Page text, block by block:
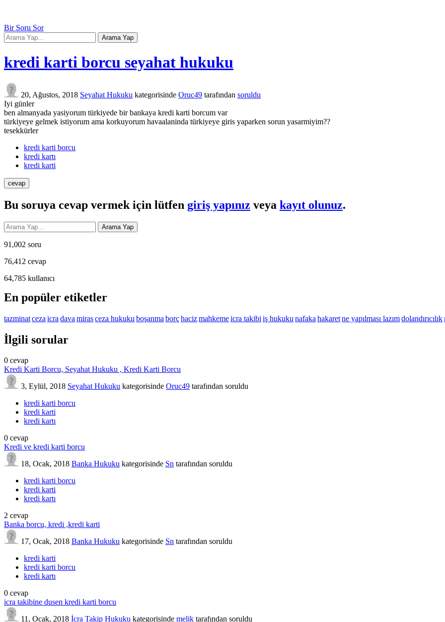
Bir Soru Sor
kredi karti borcu seyahat hukuku
20, Ağustos, 2018 Seyahat Hukuku kategorisinde Oruc49 tarafından soruldu
Iyi günler
ben almanyada yasiyorum türkiyede bir bankaya kredi karti borcum var
türkiyeye gelmek istiyorum ama korkuyorum havaalaninda türkiyeye giris yaparken sorun yasarmiyim??
tesekkürler
kredi karti borcu
kredi kartı
kredi karti
Bu soruya cevap vermek için lütfen giriş yapınız veya kayıt olunuz.
91,002 soru
76,412 cevap
64,785 kullanıcı
En popüler etiketler
tazminatceza icra dava mirasceza hukuku boşanma borçhacizmahkemeicra takibi iş hukuku nafaka hakaretne yapılması lazımdolandırıcılık
İlgili sorular
0 cevap
Kredi Karti Borcu, Seyahat Hukuku , Kredi Karti Borcu
3, Eylül, 2018 Seyahat Hukuku kategorisinde Oruc49 tarafından soruldu
kredi karti borcu
kredi karti
kredi kartı
0 cevap
Kredi ve kredi karti borcu
18, Ocak, 2018 Banka Hukuku kategorisinde Sn tarafından soruldu
kredi karti borcu
kredi karti
kredi kartı
2 cevap
Banka borcu, kredi ,kredi karti
17, Ocak, 2018 Banka Hukuku kategorisinde Sn tarafından soruldu
kredi karti
kredi karti borcu
kredi kartı
0 cevap
icra takibine dusen kredi karti borcu
11, Ocak, 2018 İcra Takip Hukuku kategorisinde melik tarafından soruldu